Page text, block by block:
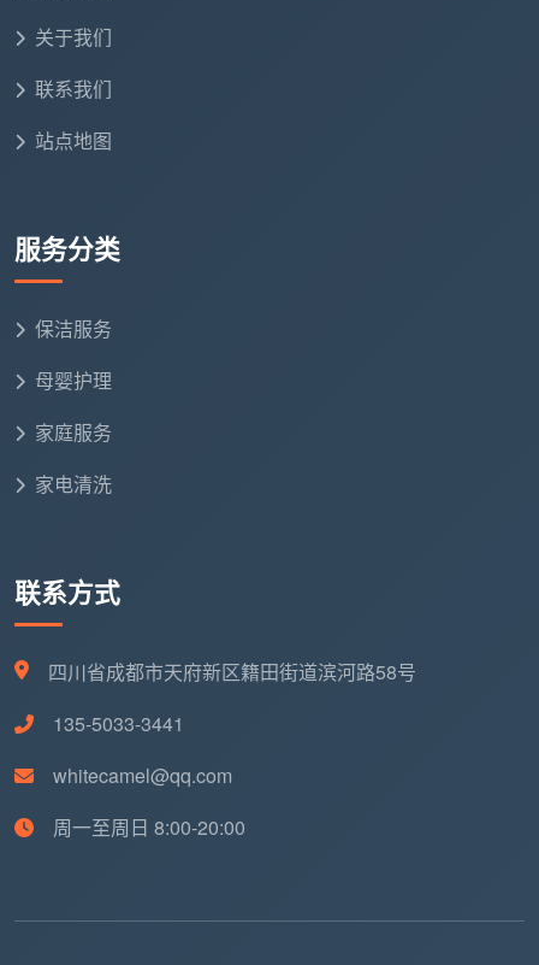
标准化外包服务产品体系
天均安洁保洁针对不同企业需求，设计多层次外包
服务频率：每日1次或每周3-5次
管理支持：基础质量监督，月度报告
标准外包套餐：
适合：中型企业、标准办公室
服务频率：每日1-2次，含周末服务
关于我们
联系我们
站点地图
服务分类
保洁服务
母婴护理
家庭服务
家电清洗
联系方式
四川省成都市天府新区籍田街道滨河路58号
135-5033-3441
whitecamel@qq.com
周一至周日 8:00-20:00